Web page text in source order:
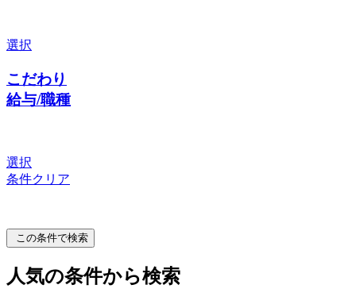
選択
こだわり
給与/職種
選択
条件クリア
この条件で検索
人気の条件から検索